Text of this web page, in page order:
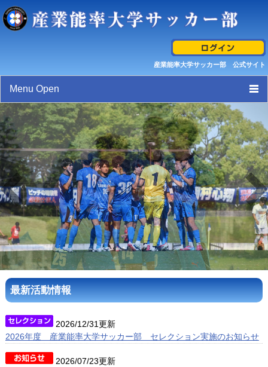
産業能率大学サッカー部 公式サイト
Menu Open
トップページ
スケジュール
選手/スタッフ紹介
試合結果/最新活動情報
ギャラリー
産業能率大学サッカー部 クレド
最新活動情報
2026/12/31更新
2026年度 産業能率大学サッカー部 セレクション実施のお知らせ
2026/07/23更新